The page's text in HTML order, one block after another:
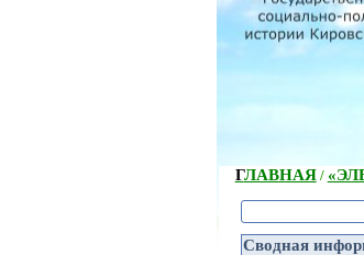
ГЛАВНАЯ/
Сводная